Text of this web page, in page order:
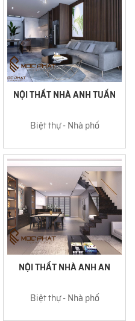
NỘI THẤT NHÀ ANH TUẤN
Biệt thự - Nhà phố
NỘI THẤT NHÀ ANH AN
Biệt thự - Nhà phố